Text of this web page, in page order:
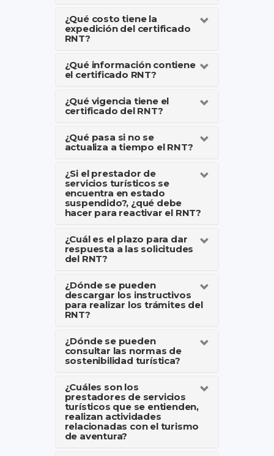
¿Qué costo tiene la
expedición del certificado
RNT?
¿Qué información contiene
el certificado RNT?
¿Qué vigencia tiene el
certificado del RNT?
¿Qué pasa si no se
actualiza a tiempo el RNT?
¿Si el prestador de
servicios turísticos se
encuentra en estado
suspendido?, ¿qué debe
hacer para reactivar el RNT?
¿Cuál es el plazo para dar
respuesta a las solicitudes
del RNT?
¿Dónde se pueden
descargar los instructivos
para realizar los trámites del
RNT?
¿Dónde se pueden
consultar las normas de
sostenibilidad turística?
¿Cuáles son los
prestadores de servicios
turísticos que se entienden,
realizan actividades
relacionadas con el turismo
de aventura?